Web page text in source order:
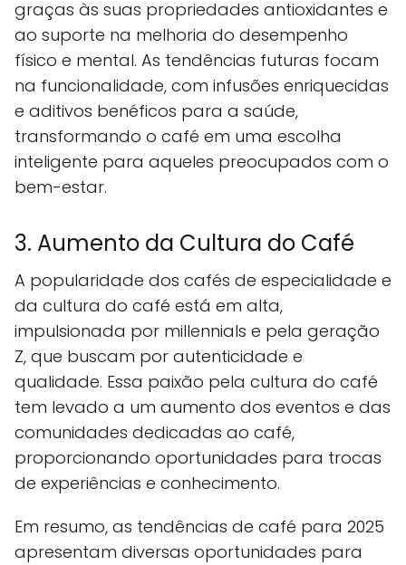
graças às suas propriedades antioxidantes e
ao suporte na melhoria do desempenho
físico e mental. As tendências futuras focam
na funcionalidade, com infusões enriquecidas
e aditivos benéficos para a saúde,
transformando o café em uma escolha
inteligente para aqueles preocupados com o
bem-estar.
3. Aumento da Cultura do Café
A popularidade dos cafés de especialidade e
da cultura do café está em alta,
impulsionada por millennials e pela geração
Z, que buscam por autenticidade e
qualidade. Essa paixão pela cultura do café
tem levado a um aumento dos eventos e das
comunidades dedicadas ao café,
proporcionando oportunidades para trocas
de experiências e conhecimento.
Em resumo, as tendências de café para 2025
apresentam diversas oportunidades para